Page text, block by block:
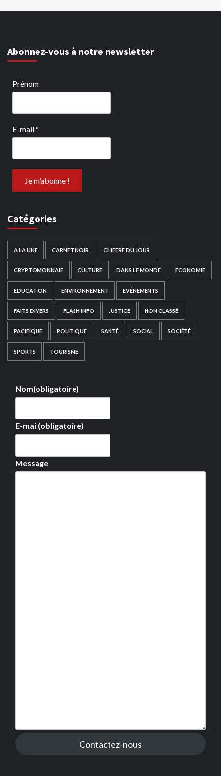
Abonnez-vous à notre newsletter
Prénom
E-mail*
Catégories
A LA UNE CARNET NOIR CHIFFRE DU JOUR
CRYPTOMONNAIE CULTURE DANS LE MONDE ECONOMIE
EDUCATION ENVIRONNEMENT EVÉNEMENTS
FAITS DIVERS FLASH INFO JUSTICE NON CLASSÉ
PACIFIQUE POLITIQUE SANTÉ SOCIAL SOCIÉTÉ
SPORTS TOURISME
Nom(obligatoire)
E-mail(obligatoire)
Message
Contactez-nous